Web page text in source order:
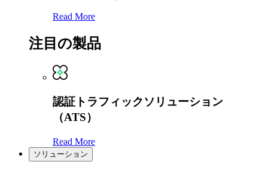
Read More
注目の製品
認証トラフィックソリューション
（ATS）
Read More
ソリューション